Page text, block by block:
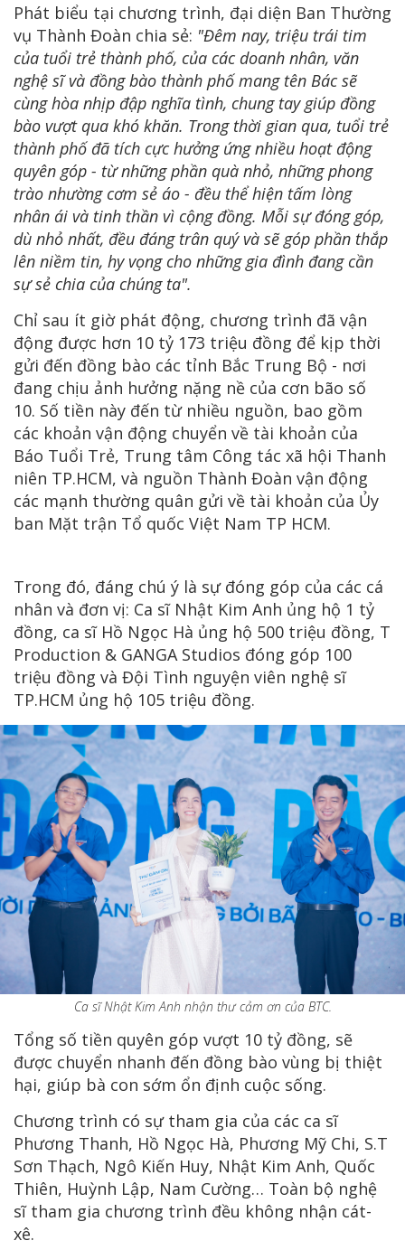
Phát biểu tại chương trình, đại diện Ban Thường
vụ Thành Đoàn chia sẻ: "Đêm nay, triệu trái tim
của tuổi trẻ thành phố, của các doanh nhân, văn
nghệ sĩ và đồng bào thành phố mang tên Bác sẽ
cùng hòa nhịp đập nghĩa tình, chung tay giúp đồng
bào vượt qua khó khăn. Trong thời gian qua, tuổi trẻ
thành phố đã tích cực hưởng ứng nhiều hoạt động
quyên góp - từ những phần quà nhỏ, những phong
trào nhường cơm sẻ áo - đều thể hiện tấm lòng
nhân ái và tinh thần vì cộng đồng. Mỗi sự đóng góp,
dù nhỏ nhất, đều đáng trân quý và sẽ góp phần thắp
lên niềm tin, hy vọng cho những gia đình đang cần
sự sẻ chia của chúng ta".
Chỉ sau ít giờ phát động, chương trình đã vận
động được hơn 10 tỷ 173 triệu đồng để kịp thời
gửi đến đồng bào các tỉnh Bắc Trung Bộ - nơi
đang chịu ảnh hưởng nặng nề của cơn bão số
10. Số tiền này đến từ nhiều nguồn, bao gồm
các khoản vận động chuyển về tài khoản của
Báo Tuổi Trẻ, Trung tâm Công tác xã hội Thanh
niên TP.HCM, và nguồn Thành Đoàn vận động
các mạnh thường quân gửi về tài khoản của Ủy
ban Mặt trận Tổ quốc Việt Nam TP HCM.
Trong đó, đáng chú ý là sự đóng góp của các cá
nhân và đơn vị: Ca sĩ Nhật Kim Anh ủng hộ 1 tỷ
đồng, ca sĩ Hồ Ngọc Hà ủng hộ 500 triệu đồng, T
Production & GANGA Studios đóng góp 100
triệu đồng và Đội Tình nguyện viên nghệ sĩ
TP.HCM ủng hộ 105 triệu đồng.
Ca sĩ Nhật Kim Anh nhận thư cảm ơn của BTC.
Tổng số tiền quyên góp vượt 10 tỷ đồng, sẽ
được chuyển nhanh đến đồng bào vùng bị thiệt
hại, giúp bà con sớm ổn định cuộc sống.
Chương trình có sự tham gia của các ca sĩ
Phương Thanh, Hồ Ngọc Hà, Phương Mỹ Chi, S.T
Sơn Thạch, Ngô Kiến Huy, Nhật Kim Anh, Quốc
Thiên, Huỳnh Lập, Nam Cường… Toàn bộ nghệ
sĩ tham gia chương trình đều không nhận cát-
xê.